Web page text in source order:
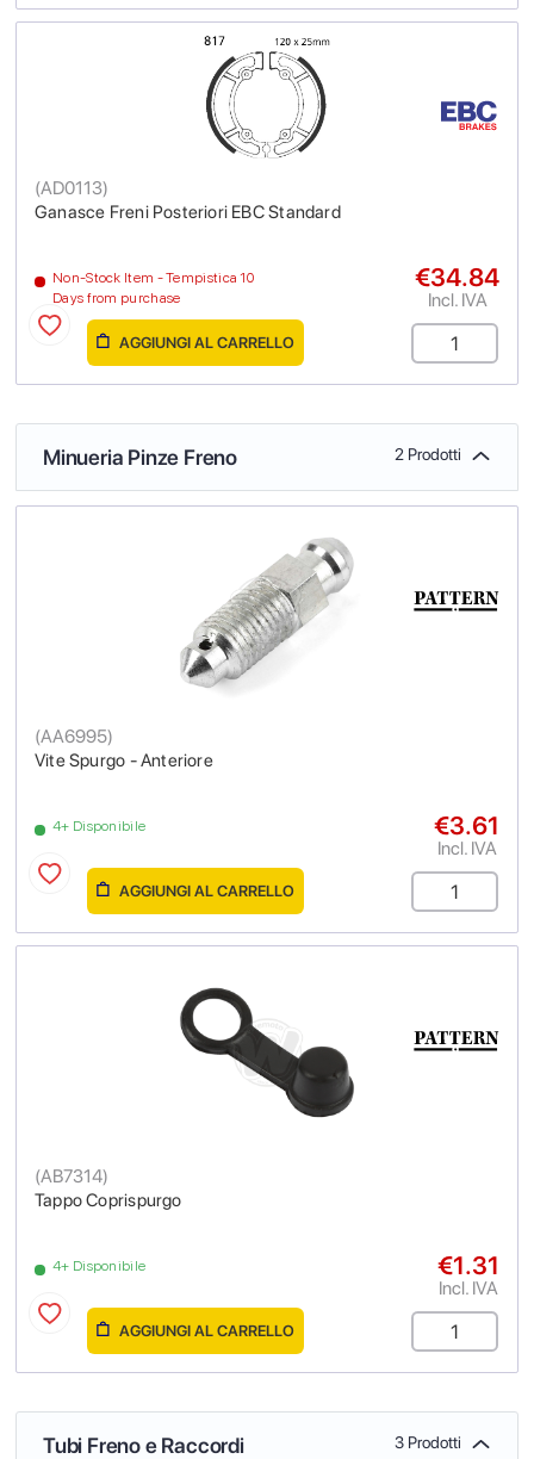
Ganasce Freni Posteriori EBC Standard
(AD0113)
Non-Stock Item - Tempistica 10
Days from purchase
€34.84
Incl. IVA
AGGIUNGI AL CARRELLO
Minueria Pinze Freno 2 Prodotti
Vite Spurgo - Anteriore
(AA6995)
4+ Disponibile €3.61
Incl. IVA
AGGIUNGI AL CARRELLO
Tappo Coprispurgo
(AB7314)
4+ Disponibile €1.31
Incl. IVA
AGGIUNGI AL CARRELLO
Tubi Freno e Raccordi 3 Prodotti